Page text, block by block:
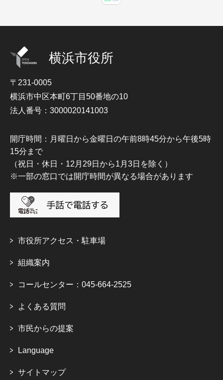
横浜市役所
〒231-0005
横浜市中区本町6丁目50番地の10
法人番号：3000020141003
開庁時間：月曜日から金曜日の午前8時45分から午後5時
15分まで
（祝日・休日・12月29日から1月3日を除く）
※一部の窓口では開庁時間が異なる場合があります
市役所アクセス・駐車場
組織案内
コールセンター：045-664-2525
よくある質問
市民からの提案
Language
サイトマップ